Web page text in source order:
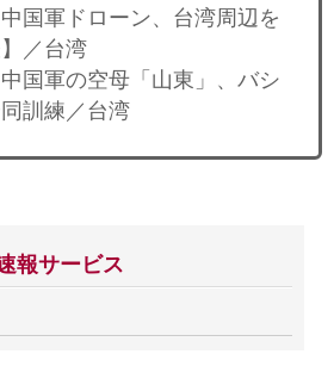
国軍ドローン、台湾周辺を
／台湾
国軍の空母「山東」、バシ
訓練／台湾
報サービス